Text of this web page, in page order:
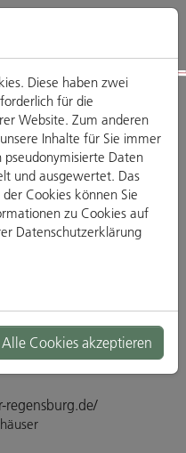
regensburg.de/
Diese haben zwei
für die
Website. Zum anderen
Inhalte für Sie immer
Daten
und ausgewertet. Das
Cookies können Sie
zu Cookies auf
Datenschutzerklärung
Alle Cookies akzeptieren